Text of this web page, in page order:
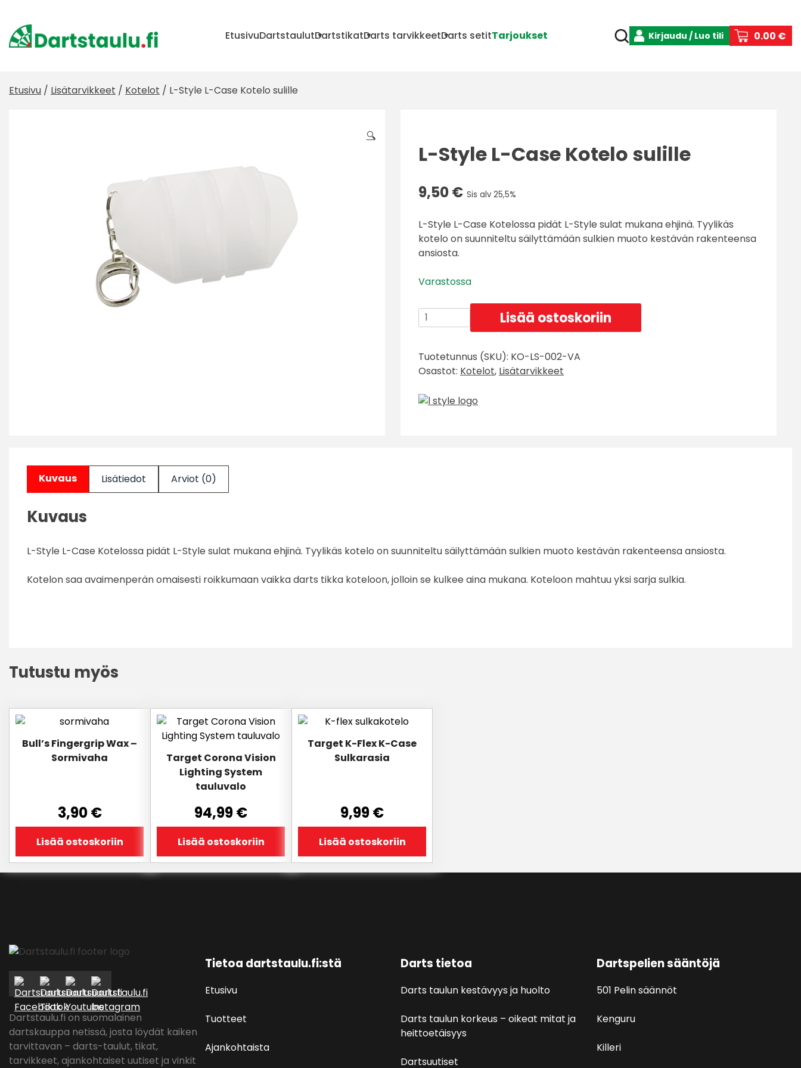
content
EtusivuDartstaulutDartstikatDarts tarvikkeetDarts setitTarjoukset Kirjaudu / Luo tili 0.00 €
Etusivu / Lisätarvikkeet / Kotelot / L-Style L-Case Kotelo sulille
🔍
L-Style L-Case Kotelo sulille
9,50€ Sis alv 25,5%
L-Style L-Case Kotelossa pidät L-Style sulat mukana ehjinä. Tyylikäs
kotelo on suunniteltu säilyttämään sulkien muoto kestävän rakenteensa
ansiosta.
Varastossa
L-
Style
Case
Kotelo
määrä
Lisää ostoskoriin
Tuotetunnus (SKU): KO-LS-002-VA
Osastot: Kotelot, Lisätarvikkeet
Kuvaus Lisätiedot Arviot (0)
Kuvaus
L-Style L-Case Kotelossa pidät L-Style sulat mukana ehjinä. Tyylikäs kotelo on suunniteltu säilyttämään sulkien muoto kestävän rakenteensa ansiosta.
Kotelon saa avaimenperän omaisesti roikkumaan vaikka darts tikka koteloon, jolloin se kulkee aina mukana. Koteloon mahtuu yksi sarja sulkia.
Tutustu myös
Bull’s Fingergrip Wax –
Sormivaha
3,90€
Lisää ostoskoriin
Target Corona Vision
Lighting System
tauluvalo
94,99€
Lisää ostoskoriin
Target K-Flex K-Case
Sulkarasia
9,99€
Lisää ostoskoriin
Dartstaulu.fi on suomalainen
dartskauppa netissä, josta löydät kaiken
tarvittavan – darts-taulut, tikat,
tarvikkeet, ajankohtaiset uutiset ja vinkit
Tietoa dartstaulu.fi:stä
Etusivu
Tuotteet
Ajankohtaista
Darts tietoa
Darts taulun kestävyys ja huolto
Darts taulun korkeus – oikeat mitat ja
heittoetäisyys
Dartsuutiset
Dartspelien sääntöjä
501 Pelin säännöt
Kenguru
Killeri